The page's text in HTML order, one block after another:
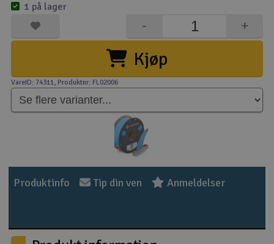
Modelbygg og byggesæt
Modeljernbane
Motor & tilbehør
Outlet
Raketter
Scooter & elkøretøj
Slot racing
Kjøp
+
-
1 på lager
VareID: 74311, Produktnr: FL02006
Produktinfo Tip din ven Anmeldelser